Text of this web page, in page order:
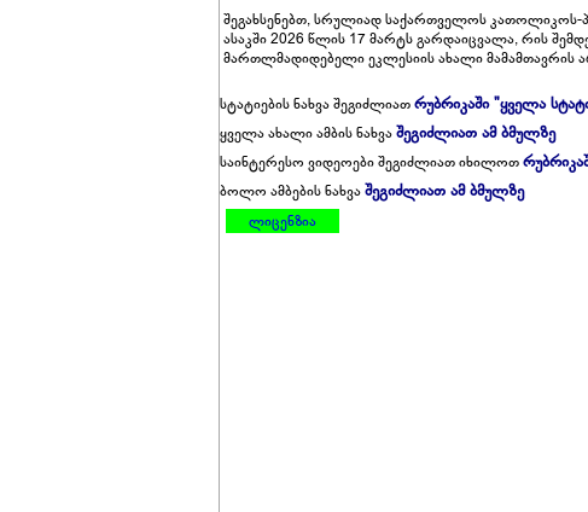
შეგახსენებთ, სრულიად საქართველოს კათოლიკოს-
ასაკში 2026 წლის 17 მარტს გარდაიცვალა, რის
მართლმადიდებელი ეკლესიის ახალი მამამთავრის
სტატიების ნახვა შეგიძლიათრუბრიკაში "ყველა
ყველა ახალი ამბის ნახვაშეგიძლიათ ამ ბმულზე
საინტერესო ვიდეოები შეგიძლიათ იხილოთ
ბოლო ამბების ნახვაშეგიძლიათ ამ ბმულზე
ლიცენზია